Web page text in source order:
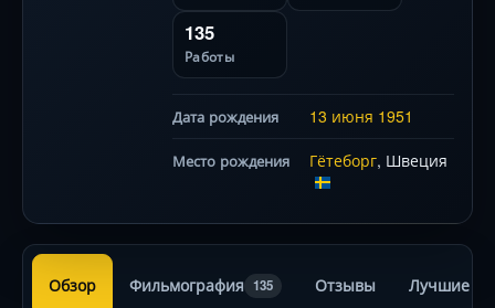
135
Работы
Дата рождения 13 июня 1951
Место рождения Гётеборг, Швеция
Обзор Фильмография 135 Отзывы Лучшие